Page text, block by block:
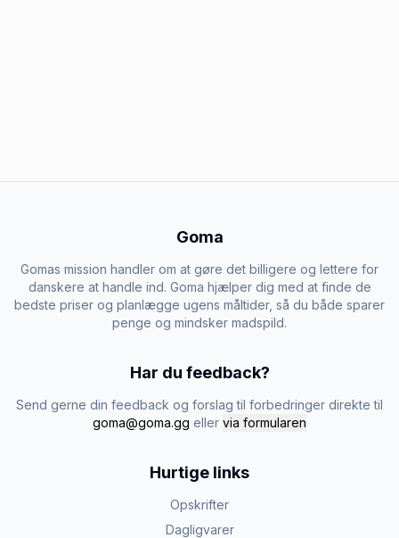
Goma
Gomas mission handler om at gøre det billigere og lettere for
danskere at handle ind. Goma hjælper dig med at finde de
bedste priser og planlægge ugens måltider, så du både sparer
penge og mindsker madspild.
Har du feedback?
Send gerne din feedback og forslag til forbedringer direkte til
goma@goma.gg eller via formularen
Hurtige links
Opskrifter
Dagligvarer